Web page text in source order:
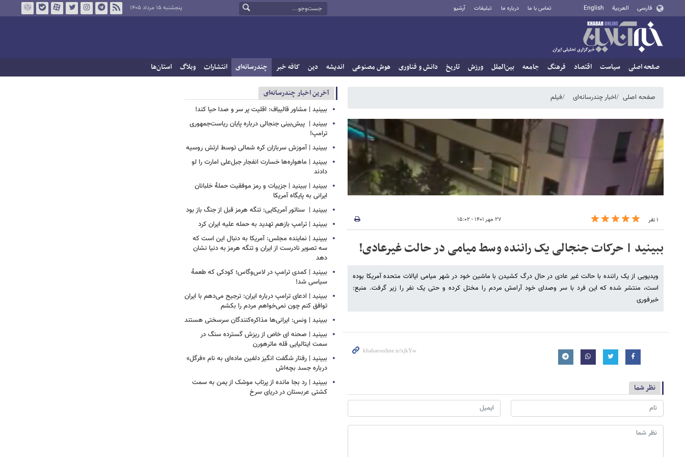
فارسی العربية English تماس با ما درباره ما تبلیغات آرشیو پنجشنبه ۱۵ مرداد ۱۴۰۵
صفحه اصلی سیاست اقتصاد فرهنگ جامعه بین‌الملل ورزش تاریخ دانش و فناوری هوش مصنوعی اندیشه دین کافه خبر چندرسانه‌ای انتشارات وبلاگ استان‌ها
صفحه اصلی اخبار چندرسانه‌ای فیلم
۱ نفر ۲۷ مهر ۱۴۰۱ - ۱۵:۰۲
ببینید | حرکات جنجالی یک راننده وسط میامی در حالت غیرعادی!
ویدیویی از یک راننده با حالت غیر عادی در حال درگ کشیدن با ماشین خود در شهر میامی ایالات متحده آمریکا بوده
است، منتشر شده که این فرد با سر وصدای خود آرامش مردم را مختل کرده و حتی یک نفر را زیر گرفت. منبع:
خبرفوری
نظر شما
آخرین اخبار چندرسانه‌ای
ببینید | مشاور قالیباف: اقلیت پر سر و صدا حیا کند!
ببینید | ‏ پیش‌بینی جنجالی درباره پایان ریاست‌جمهوری
ترامپ!
ببینید | آموزش سربازان کره شمالی توسط ارتش روسیه
ببینید | ماهواره‌ها خسارت انفجار جبل‌علی امارت را لو
دادند
ببینید | ببینید | جزییات و رمز موفقیت حملۀ خلبانان
ایرانی به پایگاه آمریکا
ببینید | ‏ سناتور آمریکایی: تنگه هرمز قبل از جنگ باز بود
ببینید | ترامپ بازهم تهدید به حمله علیه ایران کرد
ببینید | نماینده مجلس: آمریکا به دنبال این است که
سه تصویر نادرست از ایران و تنگه هرمز به دنیا نشان
دهد
ببینید | کمدی ترامپ در لاس‌وگاس؛ کودکی که طعمۀ
سیاسی شد!
ببینید | ادعای ترامپ درباره ایران: ترجیح می‌دهم با ایران
توافق کنم چون نمی‌خواهم مردم را بکشم
ببینید | ونس: ایرانی‌ها مذاکره‌کنندگان سرسختی هستند
ببینید | صحنه ای خاص از ریزش گسترده سنگ در
سمت ایتالیایی قله ماترهورن
ببینید | رفتار شگفت انگیز دلفین ماده‌ای به نام «فرگل»
درباره جسد بچه‌اش
ببینید | رد بجا مانده از پرتاب موشک از یمن به سمت
کشتی‌ عربستان در دریای سرخ